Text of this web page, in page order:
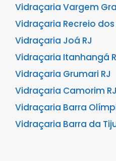
Vidraçaria Vargem
Vidraçaria Recreio
Vidraçaria Joá RJ
Vidraçaria Itanhangá
Vidraçaria Grumari RJ
Vidraçaria Camorim RJ
Vidraçaria Barra
Vidraçaria Barra da